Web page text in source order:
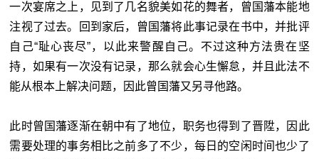
一次宴席之上，见到了几名貌美如花的舞者，曾国藩本能地
注视了过去。回到家后，曾国藩将此事记录在书中，并批评
自己“耻心丧尽”，以此来警醒自己。不过这种方法贵在坚
持，如果有一次没有记录，那么就会心生懈怠，并且此法不
能从根本上解决问题，因此曾国藩又另寻他路。
此时曾国藩逐渐在朝中有了地位，职务也得到了晋陞，因此
需要处理的事务相比之前多了不少，每日的空闲时间也少了